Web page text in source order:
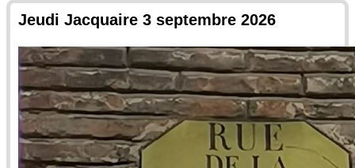
Jeudi Jacquaire 3 septembre 2026